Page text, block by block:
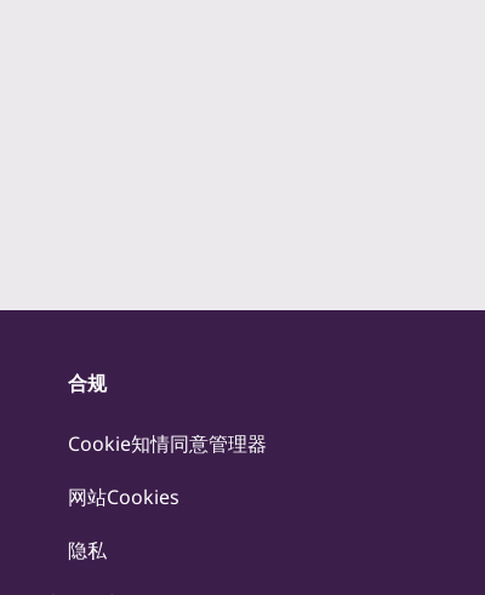
合规
Cookie知情同意管理器
网站Cookies
隐私